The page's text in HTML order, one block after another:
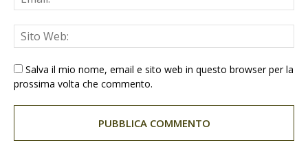
Salva il mio nome, email e sito web in questo browser per la
prossima volta che commento.